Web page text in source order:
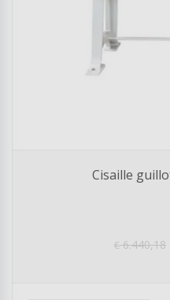
Cisaille
€6.440,18